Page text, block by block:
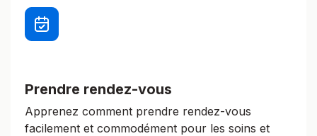
Prendre rendez-vous
Apprenez comment prendre rendez-vous
facilement et commodément pour les soins et